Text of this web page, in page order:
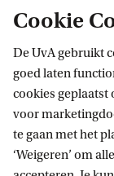
Korteweg-
Cookie
De UvA gebruikt
goed laten
cookies geplaatst
voor
te gaan met het
‘Weigeren’ om